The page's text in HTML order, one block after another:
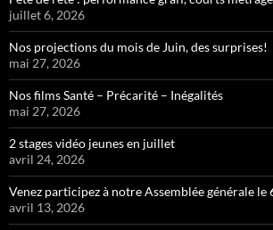
juillet 6, 2026
Nos projections du mois de Juin, des surprises!
mai 27, 2026
Nos films Santé – Précarité – Inégalités
mai 27, 2026
2 stages vidéo jeunes en juillet
avril 24, 2026
Venez participez à notre Assemblée générale le
avril 13, 2026